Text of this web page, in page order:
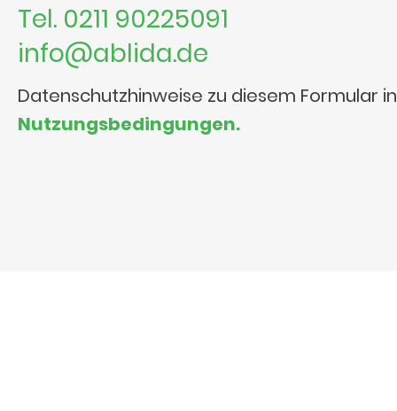
Tel. 0211 90225091
info@ablida.de
Datenschutzhinweise zu diesem Formular
Nutzungsbedingungen.